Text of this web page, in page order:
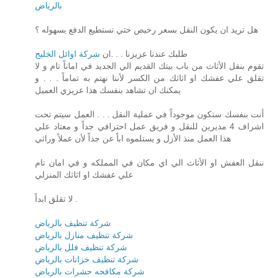
بالرياض
هل تريد ان يكون النقل بسعر رخيص حتي تستطيع الدفع بسهوله ؟
طلبك عندنا عزيزنا . . .ان شركة اوائل الخليج
تقوم بنقل الأثاث من باب بيتك القديم الي الجديد في اماناً تام و لا
تقلق علي عفشك او اثاثك من الكسر لأننا نهتم به تماماً . . . و
يمكنك ان تشاهد بنفسك هذا عزيزي العميل
أنت بنفسك ستكون موجوداً في عملية النقل . . . العمل سيتم تحت
اشراف 4 مديرين للنقل و فريق عمل احترافي جداً و معتاد علي
هذا العمل منذ الأزل و يستلموه اباً عن جداً لأن عملاً وراثي
ننقل العفش او الأثاث الي اي مكان في المملكه و في امان تام
علي عفشك او اثاثك المنزلي
لا تقلق ابداً .
شركة تنظيف بالرياض
شركة تنظيف منازل بالرياض
شركة تنظيف فلل بالرياض
شركة تنظيف خزانات بالرياض
شركة مكافحه حشرات بالرياض